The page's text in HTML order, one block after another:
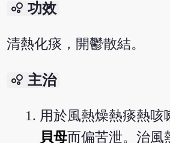
bubble_chart 功效
清熱化痰，開鬱散結。
bubble_chart 主治
用於風熱燥熱痰熱咳
貝母而偏苦泄。治風